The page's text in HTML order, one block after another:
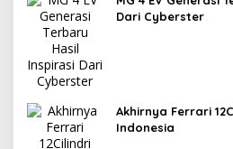
Dari Cyberster
Akhirnya Ferrari
Indonesia